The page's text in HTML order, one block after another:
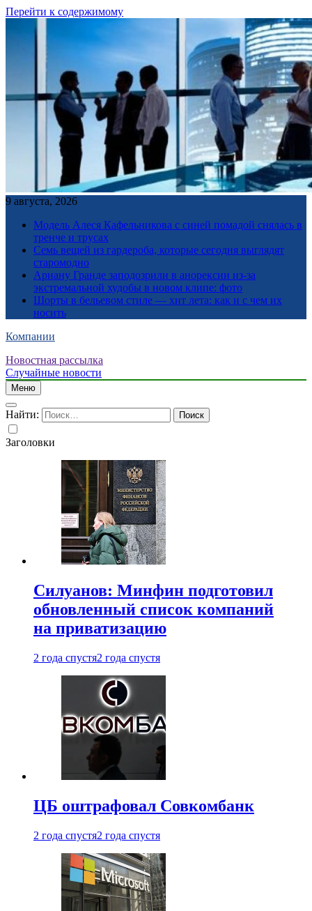
Перейти к содержимому
9 августа, 2026
Модель Алеся Кафельникова с синей помадой снялась в
тренче и трусах
Семь вещей из гардероба, которые сегодня выглядят
старомодно
Ариану Гранде заподозрили в анорексии из-за
экстремальной худобы в новом клипе: фото
Шорты в бельевом стиле — хит лета: как и с чем их
носить
Компании
Новостная рассылка
Случайные новости
Меню
Найти:
Заголовки
Силуанов: Минфин подготовил
обновленный список компаний
на приватизацию
2 года спустя2 года спустя
ЦБ оштрафовал Совкомбанк
2 года спустя2 года спустя